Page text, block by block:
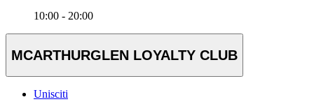
10:00 - 20:00
MCARTHURGLEN LOYALTY CLUB
Unisciti